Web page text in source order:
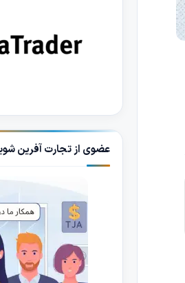
عضوی از تجارت آفرین